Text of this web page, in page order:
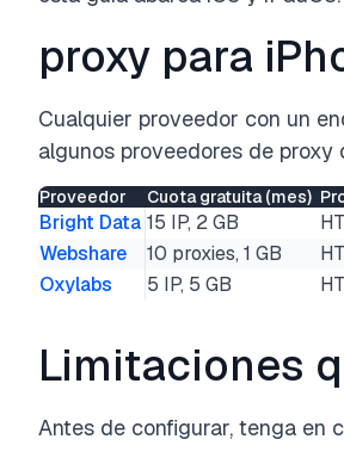
proxy para
Cualquier proveedor con un
algunos proveedores de
Proveedor Cuota gratuita (mes)
Bright Data 15 IP, 2 GB
Webshare
10 proxies, 1 GB
Oxylabs
5 IP, 5 GB
Limitaciones
Antes de configurar, tenga en